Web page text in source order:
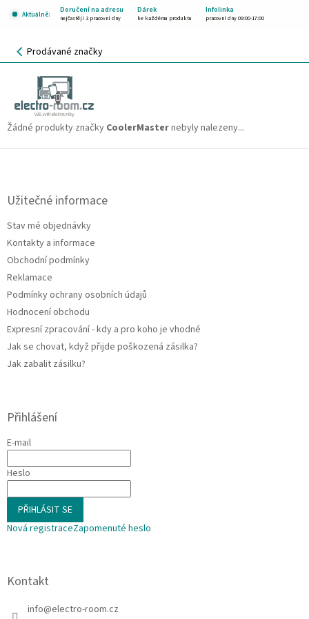
Aktuálně:
Doručení na adresu Dárek Infolinka
nejčastěji 3 pracovní dny ke každému produktu pracovní dny 09:00-17:00
NÁKUPNÍ
KOŠÍK
Prodávané značky
CoolerMaster
Žádné produkty značky CoolerMasternebyly nalezeny...
Z
Užitečné informace
Stav mé objednávky
Kontakty a informace
Obchodní podmínky
Reklamace
Podmínky ochrany osobních údajů
Hodnocení obchodu
Expresní zpracování - kdy a pro koho je vhodné
Jak se chovat, když přijde poškozená zásilka?
Jak zabalit zásilku?
Přihlášení
E-mail
Heslo
PŘIHLÁSIT SE
Nová registraceZapomenuté heslo
Kontakt
info@electro-room.cz